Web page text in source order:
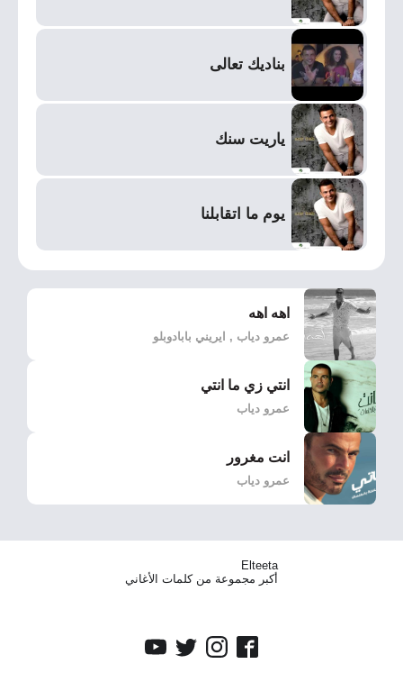
بناديك تعالى
ياريت سنك
يوم ما اتقابلنا
اهه اهه
عمرو دياب , ايريني بابادوبلو
انتي زي ما انتي
عمرو دياب
انت مغرور
عمرو دياب
Elteeta
أكبر مجموعة من كلمات الأغاني